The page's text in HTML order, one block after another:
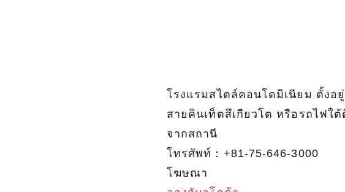
โรงแรมสไตล์คอนโดมิเนียม ตั้งอ
สายคินเท็ตสึเกียวโต หรือรถไฟใ
จากสถานี
โทรศัพท์：+81-75-646-3000
โฆษณา